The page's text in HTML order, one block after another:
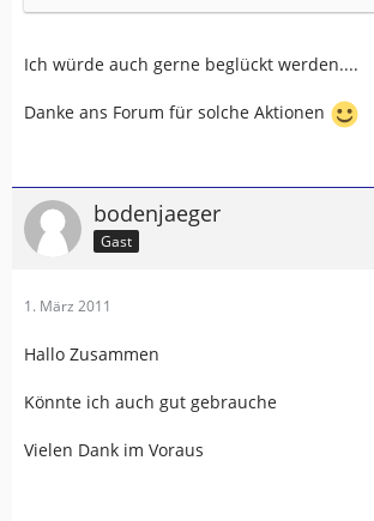
Ich würde auch gerne beglückt werden....
Danke ans Forum für solche Aktionen
bodenjaeger
Gast
1. März 2011
Hallo Zusammen
Könnte ich auch gut gebrauche
Vielen Dank im Voraus